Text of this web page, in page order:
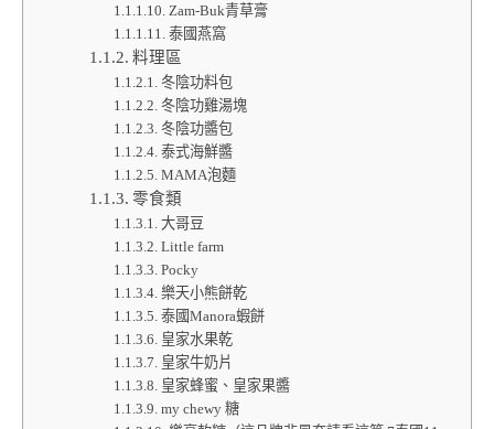
Zam-Buk青草膏
泰國燕窩
料理區
冬陰功料包
冬陰功雞湯塊
冬陰功醬包
泰式海鮮醬
MAMA泡麵
零食類
大哥豆
Little farm
Pocky
樂天小熊餅乾
泰國Manora蝦餅
皇家水果乾
皇家牛奶片
皇家蜂蜜、皇家果醬
my chewy 糖